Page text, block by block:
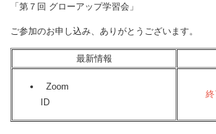
「第７回 グローアップ学習会」
ご参加のお申し込み、ありがとうございます。
最新情報
Zoom
ID
終